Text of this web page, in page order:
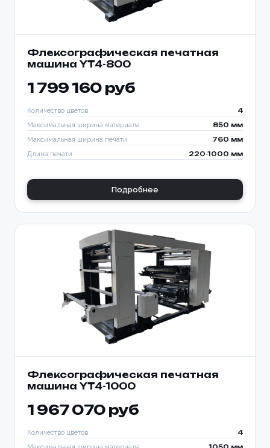
Флексографическая печатная
машина YT4-800
1 799 160 руб
Количество цветов 4
Максимальная ширина материала 850 мм
Максимальная ширина печати 760 мм
Длина печати 220-1000 мм
Подробнее
Флексографическая печатная
машина YT4-1000
1 967 070 руб
Количество цветов 4